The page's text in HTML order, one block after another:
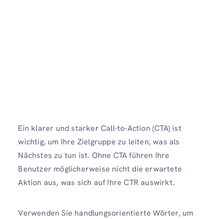
Ein klarer und starker Call-to-Action (CTA) ist
wichtig, um Ihre Zielgruppe zu leiten, was als
Nächstes zu tun ist. Ohne CTA führen Ihre
Benutzer möglicherweise nicht die erwartete
Aktion aus, was sich auf Ihre CTR auswirkt.
Verwenden Sie handlungsorientierte Wörter, um